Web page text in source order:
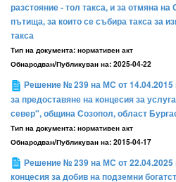
разстояние - тол такса, и за отмяна
пътища, за които се събира такса за
такса
Тип на документа: нормативен акт
Обнародван/Публикуван на: 2025-04-22
Решение № 239 на МС от 14.04.2015
за предоставяне на концесия за
север", община Созопол, област
Тип на документа: нормативен акт
Обнародван/Публикуван на: 2015-04-17
Решение № 239 на МС от 22.04.2025
концесия за добив на подземни